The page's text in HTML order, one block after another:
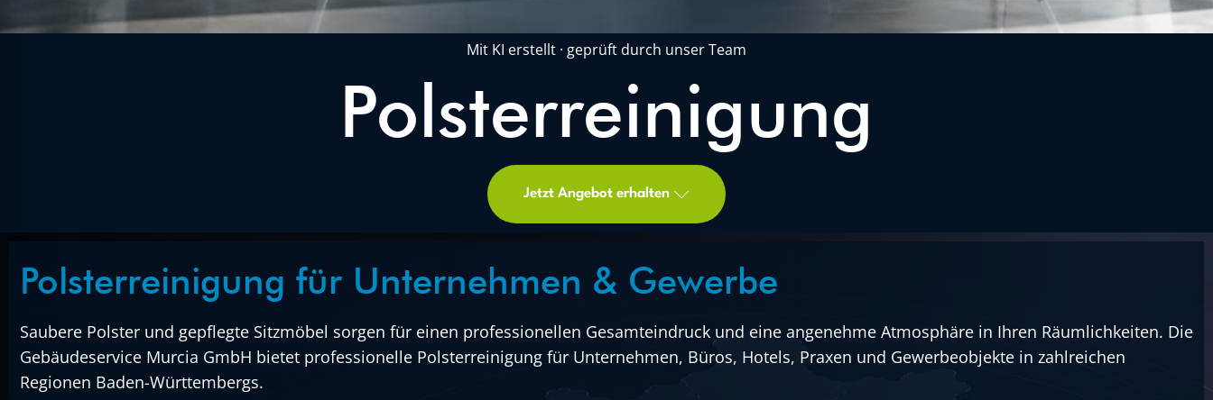
Mit KI erstellt · geprüft durch unser Team
Polsterreinigung
Jetzt Angebot erhalten
Polsterreinigung für Unternehmen & Gewerbe
Saubere Polster und gepflegte Sitzmöbel sorgen für einen professionellen Gesamteindruck und eine angenehme Atmosphäre in Ihren Räumlichkeiten. Die
Gebäudeservice Murcia GmbH bietet professionelle Polsterreinigung für Unternehmen, Büros, Hotels, Praxen und Gewerbeobjekte in zahlreichen
Regionen Baden-Württembergs.